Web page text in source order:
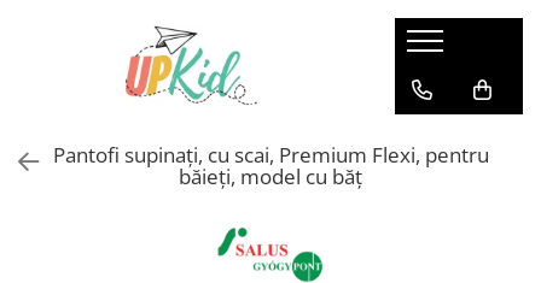
Pentru iarnă
GhetePantofi supinați, cu scai, Premium Flexi, pentru
băieți, model cu băţ